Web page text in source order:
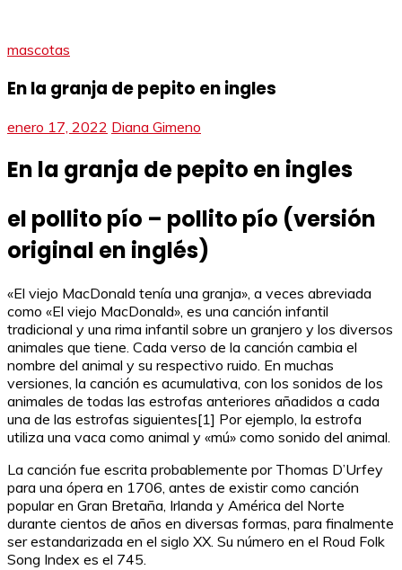
mascotas
En la granja de pepito en ingles
enero 17, 2022 Diana Gimeno
En la granja de pepito en ingles
el pollito pío – pollito pío (versión
original en inglés)
«El viejo MacDonald tenía una granja», a veces abreviada
como «El viejo MacDonald», es una canción infantil
tradicional y una rima infantil sobre un granjero y los diversos
animales que tiene. Cada verso de la canción cambia el
nombre del animal y su respectivo ruido. En muchas
versiones, la canción es acumulativa, con los sonidos de los
animales de todas las estrofas anteriores añadidos a cada
una de las estrofas siguientes[1] Por ejemplo, la estrofa
utiliza una vaca como animal y «mú» como sonido del animal.
La canción fue escrita probablemente por Thomas D’Urfey
para una ópera en 1706, antes de existir como canción
popular en Gran Bretaña, Irlanda y América del Norte
durante cientos de años en diversas formas, para finalmente
ser estandarizada en el siglo XX. Su número en el Roud Folk
Song Index es el 745.